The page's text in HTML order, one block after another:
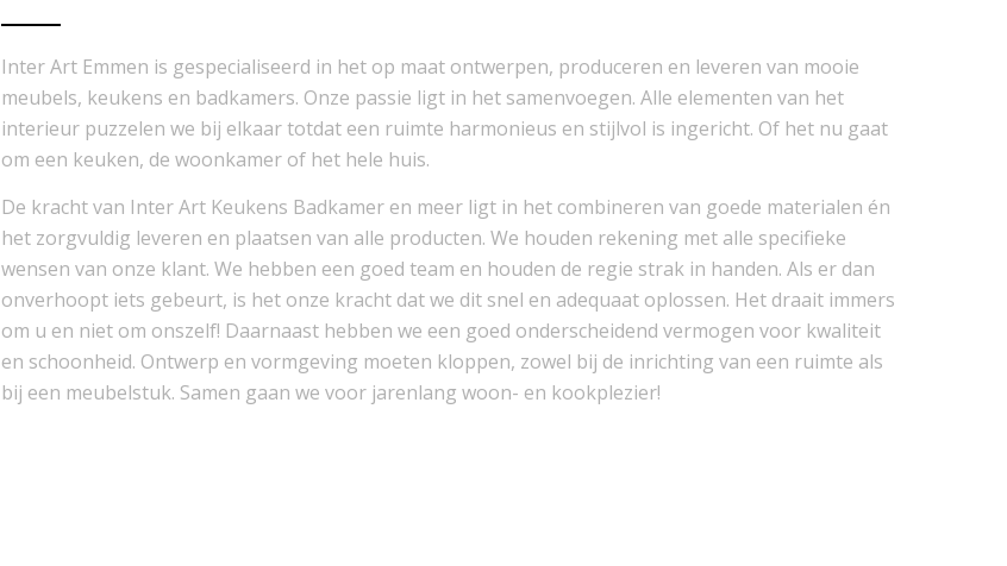
Inter Art Emmen is gespecialiseerd in het op maat ontwerpen, produceren en leveren van mooie
meubels, keukens en badkamers. Onze passie ligt in het samenvoegen. Alle elementen van het
interieur puzzelen we bij elkaar totdat een ruimte harmonieus en stijlvol is ingericht. Of het nu gaat
om een keuken, de woonkamer of het hele huis.
De kracht van Inter Art Keukens Badkamer en meer ligt in het combineren van goede materialen én
het zorgvuldig leveren en plaatsen van alle producten. We houden rekening met alle specifieke
wensen van onze klant. We hebben een goed team en houden de regie strak in handen. Als er dan
onverhoopt iets gebeurt, is het onze kracht dat we dit snel en adequaat oplossen. Het draait immers
om u en niet om onszelf! Daarnaast hebben we een goed onderscheidend vermogen voor kwaliteit
en schoonheid. Ontwerp en vormgeving moeten kloppen, zowel bij de inrichting van een ruimte als
bij een meubelstuk. Samen gaan we voor jarenlang woon- en kookplezier!